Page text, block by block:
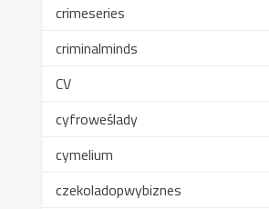
crimeseries
criminalminds
CV
cyfroweślady
cymelium
czekoladopwybiznes